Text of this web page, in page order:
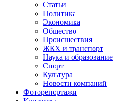
Статьи
Политика
Экономика
Общество
Происшествия
ЖКХ и транспорт
Наука и образование
Спорт
Культура
Новости компаний
Фоторепортажи